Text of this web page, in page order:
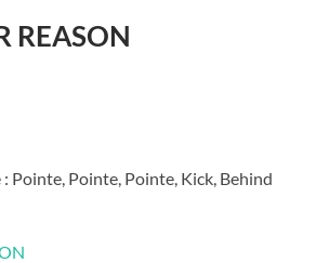
REASON
Pointe, Pointe, Pointe, Kick, Behind